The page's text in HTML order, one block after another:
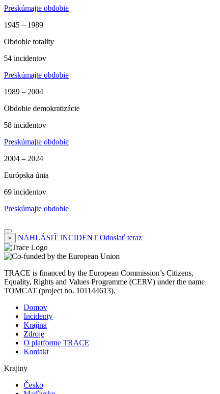
Preskúmajte obdobie
1945 – 1989
Obdobie totality
54 incidentov
Preskúmajte obdobie
1989 – 2004
Obdobie demokratizácie
58 incidentov
Preskúmajte obdobie
2004 – 2024
Európska únia
69 incidentov
Preskúmajte obdobie
× NAHLÁSIŤ INCIDENT Odoslať teraz
TRACE is financed by the European Commission’s Citizens,
Equality, Rights and Values Programme (CERV) under the name
TOMCAT (project no. 101144613).
Domov
Incidenty
Krajina
Zdroje
O platforme TRACE
Kontakt
Krajiny
Česko